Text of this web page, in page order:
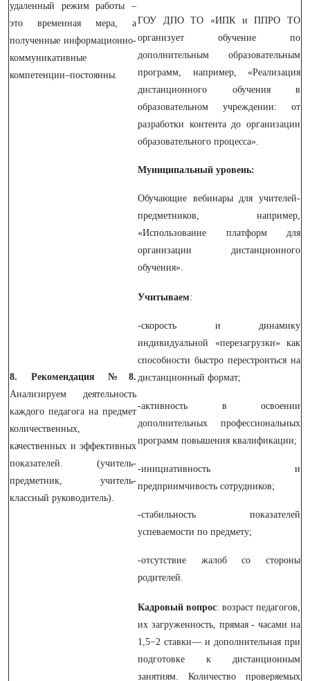
удаленный режим работы –
это временная мера, а
полученные информационно-
коммуникативные
компетенции–постоянны.
ГОУ ДПО ТО «ИПК и ППРО ТО
организует обучение по
дополнительным образовательным
программ, например, «Реализация
дистанционного обучения в
образовательном учреждении: от
разработки контента до организации
образовательного процесса».
Муниципальный уровень:
Обучающие вебинары для учителей-
предметников, например,
«Использование платформ для
организации дистанционного
обучения».
8. Рекомендация №8.
Анализируем деятельность
каждого педагога на предмет
количественных,
качественных и эффективных
показателей. (учитель-
предметник, учитель-
классный руководитель).
Учитываем:
-скорость и динамику
индивидуальной «перезагрузки» как
способности быстро перестроиться на
дистанционный формат;
-активность в освоении
дополнительных профессиональных
программ повышения квалификации;
-инициативность и
предприимчивость сотрудников;
-стабильность показателей
успеваемости по предмету;
-отсутствие жалоб со стороны
родителей.
Кадровый вопрос: возраст педагогов,
их загруженность, прямая - часами на
1,5−2 ставки— и дополнительная при
подготовке к дистанционным
занятиям. Количество проверяемых